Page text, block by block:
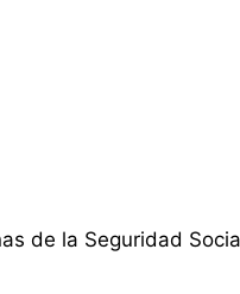
de la Seguridad